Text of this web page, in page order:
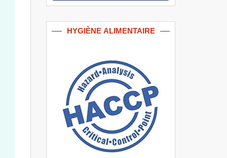
HYGIÈNE ALIMENTAIRE